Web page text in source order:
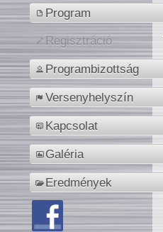
Program
Regisztráció
Programbizottság
Versenyhelyszín
Kapcsolat
Galéria
Eredmények